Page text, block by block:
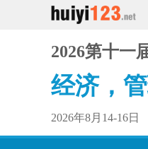
2026第十一
经济，
2026年8月14-16